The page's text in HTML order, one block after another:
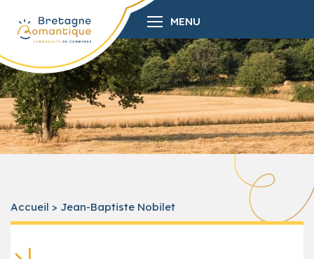
MENU
Accueil > Jean-Baptiste Nobilet